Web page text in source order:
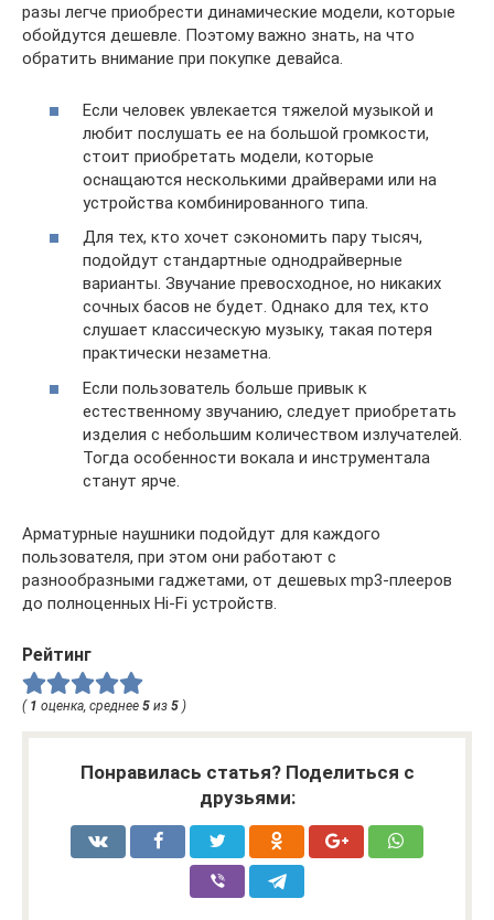
разы легче приобрести динамические модели, которые
обойдутся дешевле. Поэтому важно знать, на что
обратить внимание при покупке девайса.
Если человек увлекается тяжелой музыкой и
любит послушать ее на большой громкости,
стоит приобретать модели, которые
оснащаются несколькими драйверами или на
устройства комбинированного типа.
Для тех, кто хочет сэкономить пару тысяч,
подойдут стандартные однодрайверные
варианты. Звучание превосходное, но никаких
сочных басов не будет. Однако для тех, кто
слушает классическую музыку, такая потеря
практически незаметна.
Если пользователь больше привык к
естественному звучанию, следует приобретать
изделия с небольшим количеством излучателей.
Тогда особенности вокала и инструментала
станут ярче.
Арматурные наушники подойдут для каждого
пользователя, при этом они работают с
разнообразными гаджетами, от дешевых mp3-плееров
до полноценных Hi-Fi устройств.
Рейтинг
( 1 оценка, среднее 5 из 5 )
Понравилась статья? Поделиться с
друзьями: